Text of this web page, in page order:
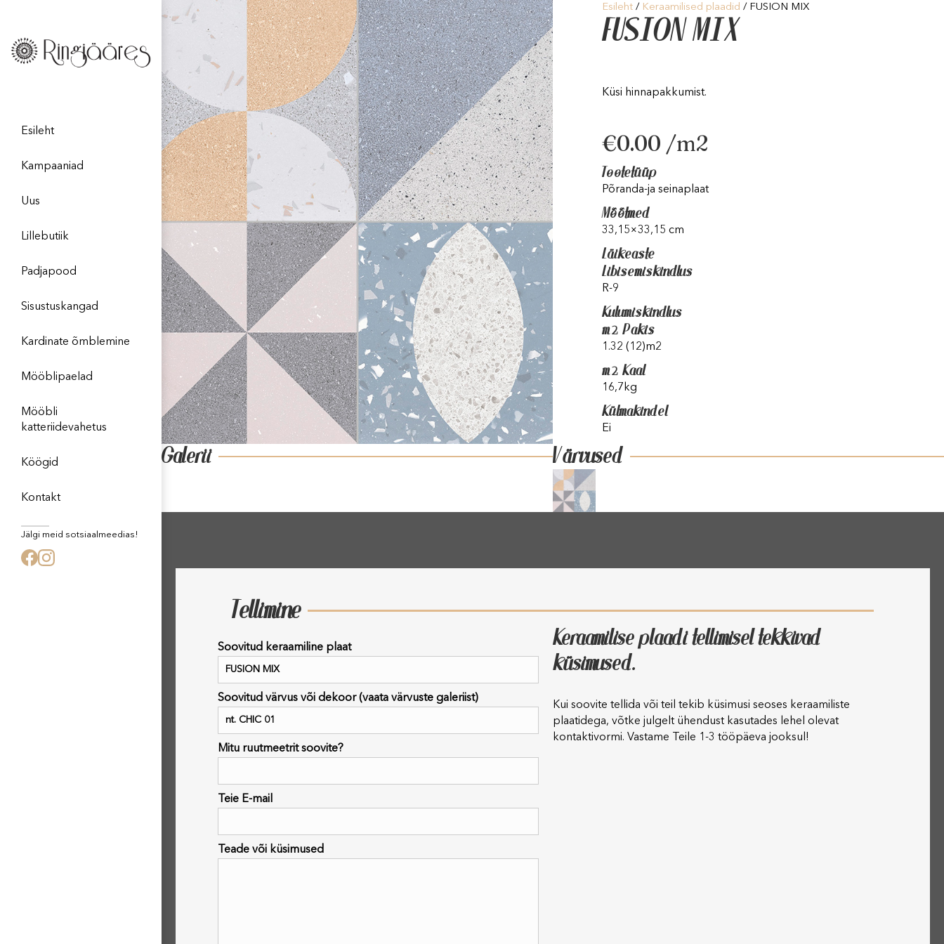
Esileht
Kampaaniad
Uus
Lillebutiik
Padjapood
Sisustuskangad
Kardinate õmblemine
Mööblipaelad
Mööbli
katteriidevahetus
Köögid
Kontakt
Jälgi meid sotsiaalmeedias!
Esileht / Keraamilised plaadid / FUSION MIX
FUSION MIX
Küsi hinnapakkumist.
€0.00 /m2
Tootetüüp
Põranda-ja seinaplaat
Mõõtmed
33,15×33,15 cm
Läikeaste
Libisemiskindlus
R-9
Kulumiskindlus
m2 Pakis
1.32 (12)m2
m2 Kaal
16,7kg
Külmakindel
Ei
Galerii Värvused
Tellimine
Soovitud keraamiline plaat
Soovitud värvus või dekoor (vaata värvuste galeriist)
Mitu ruutmeetrit soovite?
Teie E-mail
Teade või küsimused
Keraamilise plaadi tellimisel tekkivad
küsimused.
Kui soovite tellida või teil tekib küsimusi seoses keraamiliste
plaatidega, võtke julgelt ühendust kasutades lehel olevat
kontaktivormi. Vastame Teile 1-3 tööpäeva jooksul!